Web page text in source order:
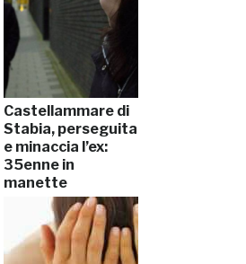
Castellammare di
Stabia, perseguita
e minaccia l’ex:
35enne in
manette